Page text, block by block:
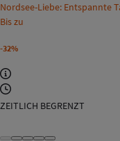
Nordsee-Liebe: Entspannte
Bis zu
-32%
ZEITLICH BEGRENZT